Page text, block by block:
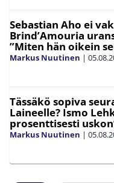
Sebastian Aho ei
Brind’Amouria
”Miten hän oikein
Markus Nuutinen |
Tässäkö sopiva
Laineelle? Ismo
prosenttisesti
Markus Nuutinen |